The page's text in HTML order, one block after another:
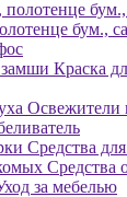
бум.,
Краска
Освежители
Средства
Средства
за мебелью